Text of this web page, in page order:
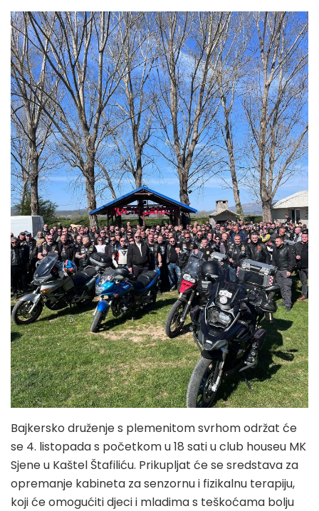
Bajkersko druženje s plemenitom svrhom održat će
se 4. listopada s početkom u 18 sati u club houseu MK
Sjene u Kaštel Štafiliću. Prikupljat će se sredstava za
opremanje kabineta za senzornu i fizikalnu terapiju,
koji će omogućiti djeci i mladima s teškoćama bolju